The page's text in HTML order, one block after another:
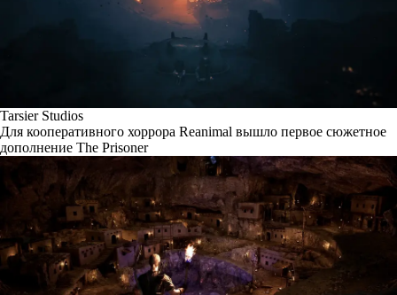
Tarsier Studios
Для кооперативного хоррора Reanimal вышло первое сюжетное
дополнение The Prisoner